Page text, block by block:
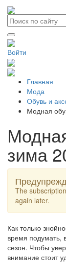
Войти
Главная
Мода
Обувь и
Модная
зима
The
again later.
Как только
время подумать,
сезон. Чтобы
внимание стоит